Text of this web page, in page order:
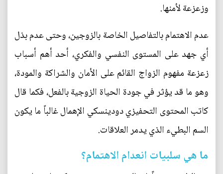
وزعزعة لأمنها.
عدم الاهتمام بالتفاصيل الخاصة بالزوجين، وحتى عدم بذل
أي جهد على المستوى النفسي والفكري، أحد أهم أسباب
زعزعة مفهوم الزواج القائم على الأمان والشراكة والمودة،
وهو ما قد يؤثر في جودة الحياة الزوجية بالفعل، فكما قال
كاتب المحتوى التحفيزي دودينسكي الإهمال غالباً ما يكون
السم البطيء الذي يدمر العلاقات.
ما هي سلبيات انعدام الاهتمام؟